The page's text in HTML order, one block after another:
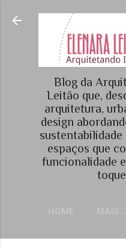
Pular para o
Blog da
Leitão que,
arquitetura,
design
sustentabilidade
espaços que
funcionalidade